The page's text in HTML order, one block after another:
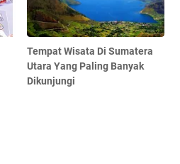
Tempat Wisata Di Sumatera
Utara Yang Paling Banyak
Dikunjungi